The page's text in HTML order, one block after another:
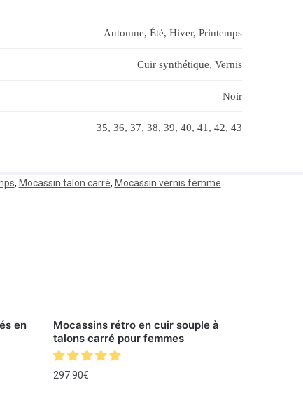
Automne, Été, Hiver, Printemps
Cuir synthétique, Vernis
Noir
35, 36, 37, 38, 39, 40, 41, 42, 43
, Mocassin talon carré, Mocassin vernis femme
en
Mocassins rétro en cuir souple à
talons carré pour femmes
297.90€